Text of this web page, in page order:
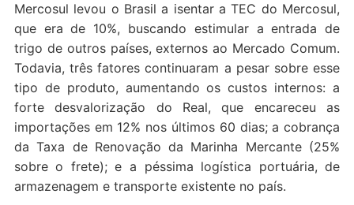
Mercosul levou o Brasil a isentar a TEC do Mercosul,
que era de 10%, buscando estimular a entrada de
trigo de outros países, externos ao Mercado Comum.
Todavia, três fatores continuaram a pesar sobre esse
tipo de produto, aumentando os custos internos: a
forte desvalorização do Real, que encareceu as
importações em 12% nos últimos 60 dias; a cobrança
da Taxa de Renovação da Marinha Mercante (25%
sobre o frete); e a péssima logística portuária, de
armazenagem e transporte existente no país.